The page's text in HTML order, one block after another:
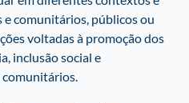
e comunitários, públicos ou
voltadas à promoção dos
inclusão social e